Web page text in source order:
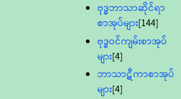
ဗုဒ္ဓဘာသာဆိုင်ရာ
စာအုပ်များ[144]
ဗုဒ္ဓဝင်ကျမ်းစာအုပ်
များ[4]
ဘာသာဋီကာစာအုပ်
များ[4]